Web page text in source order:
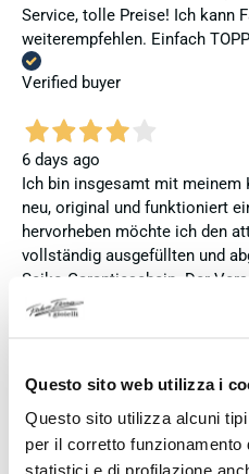
Questo sito web utilizza i
Questo sito utilizza alcuni
per il corretto
statistici e di profilazione
Service, tolle Preise! Ich kann
weiterempfehlen. Einfach
Verified buyer
6 days ago
Ich bin insgesamt mit meinem
neu, original und funktioniert
hervorheben möchte ich den
vollständig ausgefüllten und
Seiko-Garantieschein. Der
Dennoch vergebe ich 4 statt 5
meinen Erwartungen an einen
Armband, die
Verpackung, die ich von
Präsentationen und Videos
Uhrenkissen), und auch die